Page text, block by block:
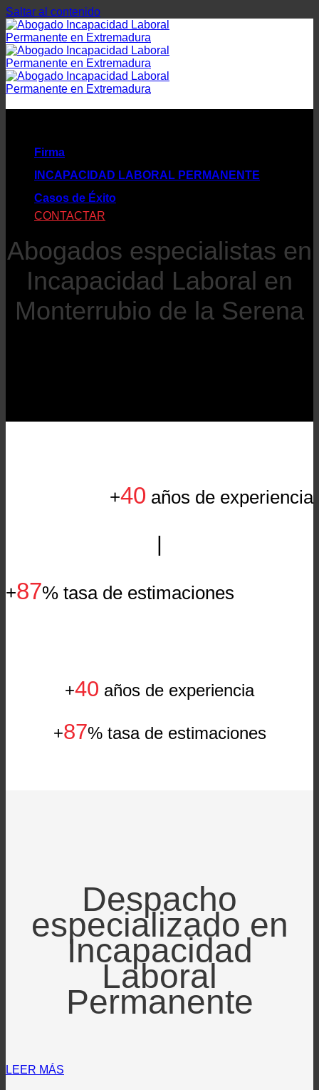
Saltar al contenido
Firma
INCAPACIDAD LABORAL PERMANENTE
Casos de Éxito
CONTACTAR
Abogados especialistas en
Incapacidad Laboral en
Monterrubio de la Serena
+40 años de experiencia
|
+87% tasa de estimaciones
+40 años de experiencia
+87% tasa de estimaciones
Despacho
especializado en
Incapacidad
Laboral
Permanente
LEER MÁS